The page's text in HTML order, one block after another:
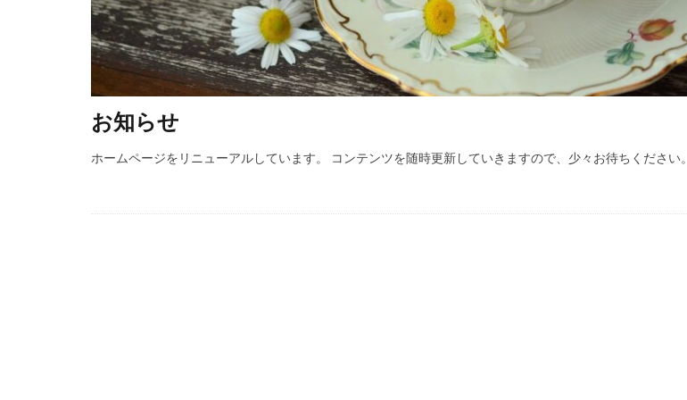
お知らせ
ホームページをリニューアルしています。 コンテンツを随時更新していきますので、少々お待ちください。